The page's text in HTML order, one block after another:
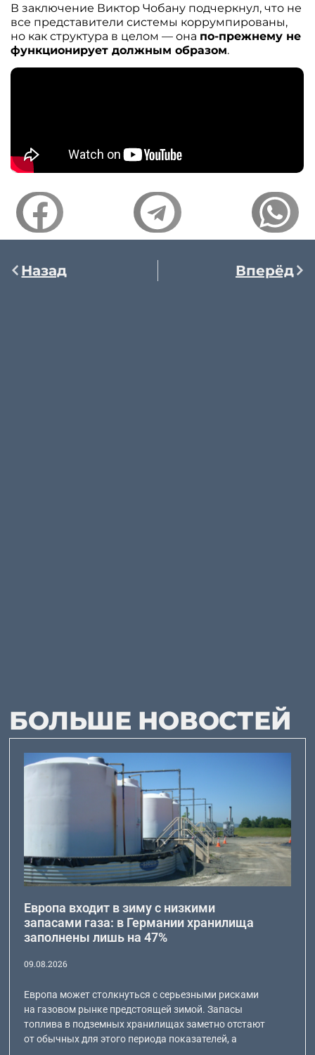
В заключение Виктор Чобану подчеркнул, что не
все представители системы коррумпированы,
но как структура в целом — она по-прежнему не
функционирует должным образом.
Назад Вперёд
БОЛЬШЕ НОВОСТЕЙ
Европа входит в зиму с низкими
запасами газа: в Германии хранилища
заполнены лишь на 47%
09.08.2026
Европа может столкнуться с серьезными рисками
на газовом рынке предстоящей зимой. Запасы
топлива в подземных хранилищах заметно отстают
от обычных для этого периода показателей, а